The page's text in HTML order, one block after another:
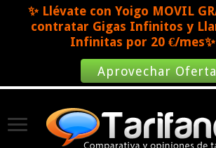
✨ Llévate con Yoigo MOVIL
contratar Gigas Infinitos y
Infinitas por 20 €/mes✨
Aprovechar